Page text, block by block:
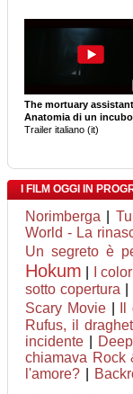
The mortuary
Anatomia di un incubo
Trailer italiano (it)
I FILM OGGI IN
Norimberga
World - La
Un segreto è
Hokum I
sotto copertura
Scary Movie|
Rufus, il
incidente
chiamava Rock
l'amore?